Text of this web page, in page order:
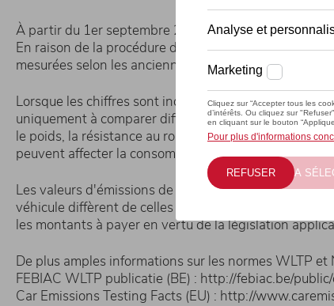
À partir du 1er septembre 2019, tous les nouveaux
En raison de la procédure de test plus réaliste, la
mesurées selon les anciennes normes NEDC.
Lorsque les chiffres sont indiqués sous forme de
uniquement à comparer différents types de
le poids, la résistance au roulement et
peuvent affecter la consommation de carburant, la
Les valeurs d'émissions de CO2 et de
véhicule diffèrent de celles figurant sur le certificat
les montants à payer en vertu de la législation
De plus amples informations sur les normes WLTP
FEBIAC WLTP publicatie (BE) : http://febiac.be/
Car Emissions Testing Facts (EU) : http://